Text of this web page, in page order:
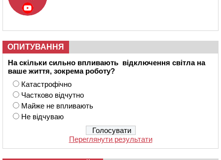
ОПИТУВАННЯ
На скільки сильно впливають відключення світла на
ваше життя, зокрема роботу?
Катастрофічно
Частково відчутно
Майже не впливають
Не відчуваю
Переглянути результати